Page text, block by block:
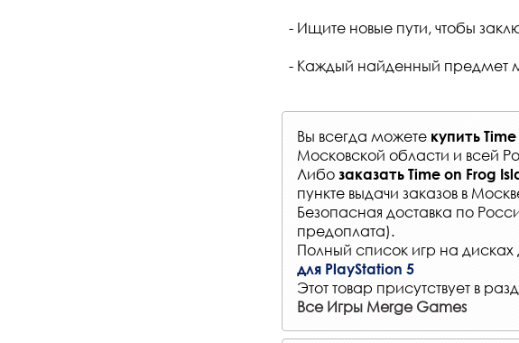
- Ищите новые пути, чтобы
- Каждый найденный предмет
Вы всегда можете купить
Московской области и всей
Либо заказать Time on Frog
пункте выдачи заказов в
Безопасная доставка по
предоплата).
Полный список игр на
для PlayStation 5
Этот товар присутствует в
Все Игры Merge Games